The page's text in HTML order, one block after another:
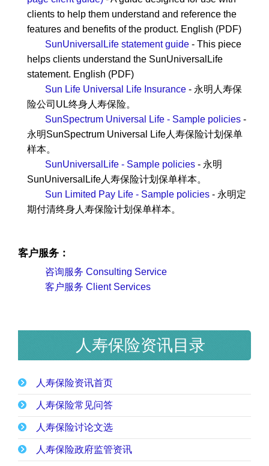
clients to help them understand and reference the
features and benefits of the product. English (PDF)
SunUniversalLife statement guide - This piece
helps clients understand the SunUniversalLife
statement. English (PDF)
Sun Life Universal Life Insurance - 永明人寿保
险公司UL终身人寿保险。
SunSpectrum Universal Life - Sample policies -
永明SunSpectrum Universal Life人寿保险计划保单
样本。
SunUniversalLife - Sample policies - 永明
SunUniversalLife人寿保险计划保单样本。
Sun Limited Pay Life - Sample policies - 永明定
期付清终身人寿保险计划保单样本。
客户服务：
咨询服务 Consulting Service
客户服务 Client Services
人寿保险资讯目录
人寿保险资讯首页
人寿保险常见问答
人寿保险讨论文选
人寿保险政府监管资讯